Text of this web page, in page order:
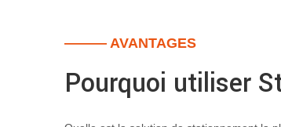
——— AVANTAGES
Pourquoi utiliser